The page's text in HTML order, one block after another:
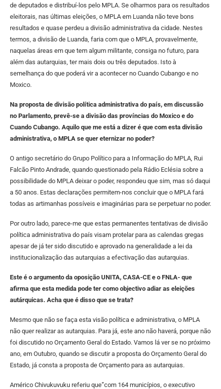
de deputados e distribuí-los pelo MPLA. Se olharmos para os resultados
eleitorais, nas últimas eleições, o MPLA em Luanda não teve bons
resultados e quase perdeu a divisão administrativa da cidade. Nestes
termos, a divisão de Luanda, faria com que o MPLA, provavelmente,
naquelas áreas em que tem algum militante, consiga no futuro, para
além das autarquias, ter mais dois ou três deputados. Isto à
semelhança do que poderá vir a acontecer no Cuando Cubango e no
Moxico.
Na proposta de divisão política administrativa do país, em discussão
no Parlamento, prevê-se a divisão das províncias do Moxico e do
Cuando Cubango. Aquilo que me está a dizer é que com esta divisão
administrativa, o MPLA se quer eternizar no poder?
O antigo secretário do Grupo Político para a Informação do MPLA, Rui
Falcão Pinto Andrade, quando questionado pela Rádio Eclésia sobre a
possibilidade do MPLA deixar o poder, respondeu que sim, mas só daqui
a 50 anos. Estas declarações permitem-nos concluir que o MPLA fará
todas as artimanhas possíveis e imaginárias para se perpetuar no poder.
Por outro lado, parece-me que estas permanentes tentativas de divisão
política administrativa do país visam protelar para as calendas gregas
apesar de já ter sido discutido e aprovado na generalidade a lei da
institucionalização das autarquias a efectivação das autarquias.
Este é o argumento da oposição UNITA, CASA-CE e o FNLA- que
afirma que esta medida pode ter como objectivo adiar as eleições
autárquicas. Acha que é disso que se trata?
Mesmo que não se faça esta visão política e administrativa, o MPLA
não quer realizar as autarquias. Para já, este ano não haverá, porque não
foi discutido no Orçamento Geral do Estado. Vamos lá ver se no próximo
ano, em Outubro, quando se discutir a proposta do Orçamento Geral do
Estado, já consta a proposta de Orçamento para as autarquias.
Américo Chivukuvuku referiu que”com 164 municípios, o executivo